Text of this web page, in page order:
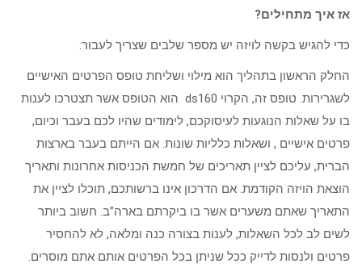
אז איך מתחילים?
כדי להגיש בקשה לויזה יש מספר שלבים שצריך לעבור:
החלק הראשון בתהליך הוא מילוי ושליחת טופס הפרטים האישיים
לשגרירות. טופס זה, הקרוי ds160 הוא הטופס אשר תצטרכו לענות
בו על שאלות הנוגעות לעיסוקכם, לימודים שהיו לכם בעבר וכיום,
פרטים אישיים , ושאלות כלליות שונות. אם הייתם בעבר בארצות
הברית, עליכם לציין תאריכים של חמשת הכניסות אחרונות ותאריך
הוצאת הויזה הקודמת. אם הדרכון אינו ברשותכם, תוכלו לציין את
התאריך שאתם משערים אשר בו ביקרתם בארה”ב. חשוב ביותר
לשים לב לכל השאלות, לענות בצורה כנה ומלאה, לא להחסיר
פרטים ולנסות לדייק ככל שניתן בכל הפרטים אותם אתם מוסרים.